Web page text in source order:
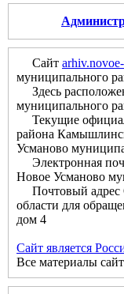
Сайт
муниципального
Здесь
муниципального
Текущие
района
Усманово
Электронная
Новое Усманово
Почтовый адрес
области для
дом 4
Сайт является
Все материалы